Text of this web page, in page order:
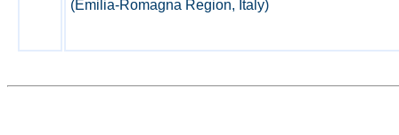
(Emilia-Romagna Region, Italy)